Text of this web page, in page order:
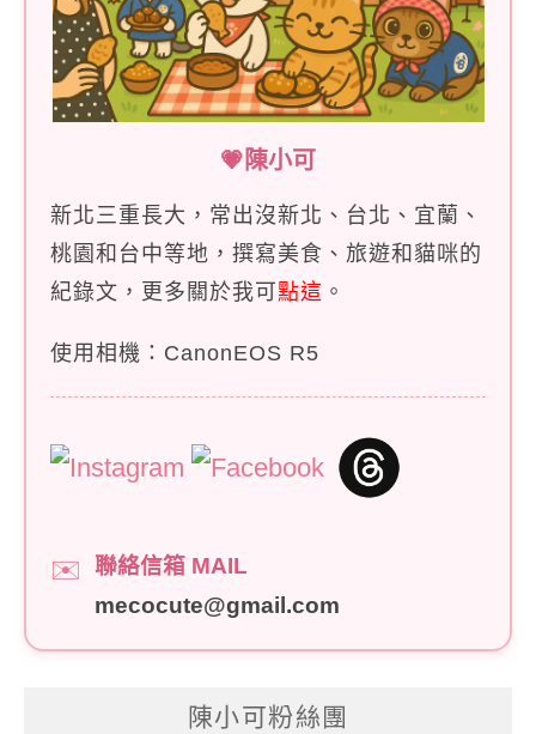
💗陳小可
新北三重長大，常出沒新北、台北、宜蘭、
桃園和台中等地，撰寫美食、旅遊和貓咪的
紀錄文，更多關於我可點這 。
使用相機：CanonEOS R5
✉️
聯絡信箱 MAIL
mecocute@gmail.com
陳小可粉絲團